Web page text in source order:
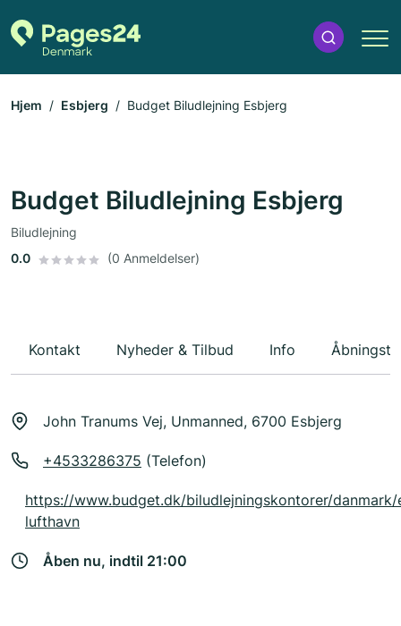
Hjem Esbjerg Budget Biludlejning Esbjerg
Budget Biludlejning Esbjerg
Biludlejning
0.0
(0 Anmeldelser)
Kontakt Nyheder & Tilbud Info
John Tranums Vej, Unmanned, 6700 Esbjerg
+4533286375 (Telefon)
https://www.budget.dk/biludlejningskontorer/
lufthavn
Åben nu, indtil 21:00